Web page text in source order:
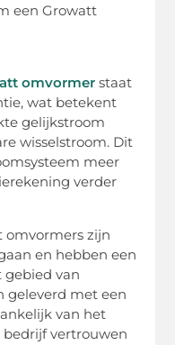
een Growatt
omvormer staat
wat betekent
gelijkstroom
wisselstroom. Dit
meer
verder
omvormers zijn
en hebben een
van
geleverd met een
van het
vertrouwen